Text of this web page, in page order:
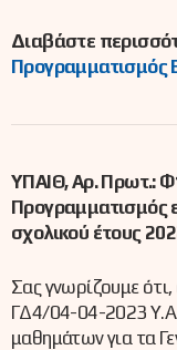
Διαβάστε
Προγραμματισμός
ΥΠΑΙΘ, Αρ. Πρωτ.:
Προγραμματισμός
σχολικού έτους
Σας γνωρίζουμε
ΓΔ4/04-04-2023 Υ.Α.
μαθημάτων για τα